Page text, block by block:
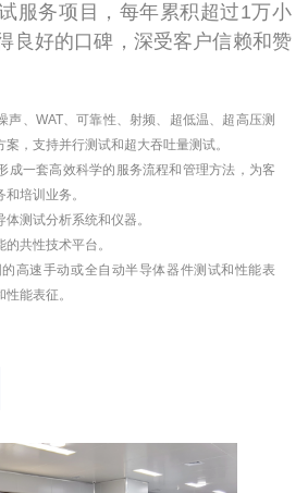
服务项目，每年累积超过1万小
良好的口碑，深受客户信赖和赞
声、WAT、可靠性、射频、超低温、超高压测
，支持并行测试和超大吞吐量测试。
成一套高效科学的服务流程和管理方法，为客
培训业务。
测试分析系统和仪器。
共性技术平台。
高速手动或全自动半导体器件测试和性能表
能表征。